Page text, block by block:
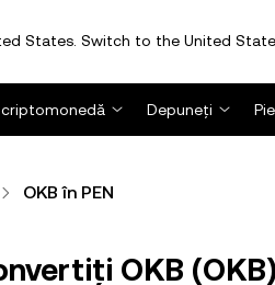
States. Switch to the United
Depuneți
OKB în PEN
OKB